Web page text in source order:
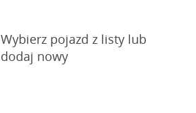
Wybierz pojazd z listy lub
dodaj nowy